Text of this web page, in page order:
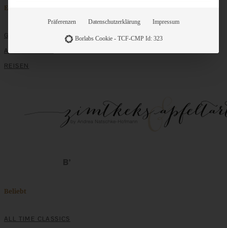
Entdecken
GRUNDLAGEN
ALLE REZEPTE
REISEN
Beliebt
ALL TIME CLASSICS
Präferenzen Datenschutzerklärung Impressum
Borlabs Cookie - TCF-CMP Id: 323